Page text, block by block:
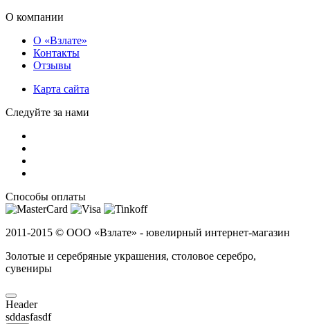
О компании
О «Взлате»
Контакты
Отзывы
Карта сайта
Следуйте за нами
Способы оплаты
2011-2015 © ООО «Взлате» - ювелирный интернет-магазин
Золотые и серебряные украшения, столовое серебро,
сувениры
Header
sddasfasdf